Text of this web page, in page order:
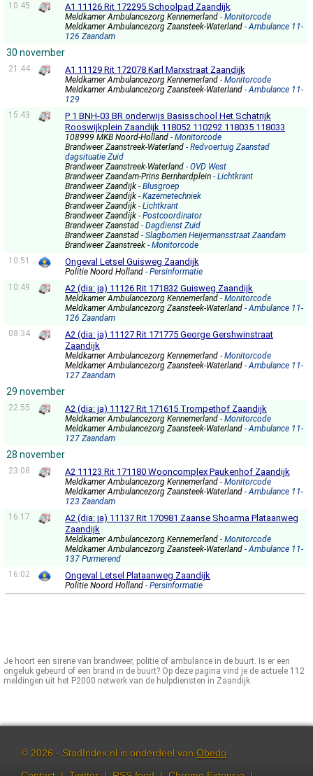
10:45
A1 11126 Rit 172295 Schoolpad Zaandijk
Meldkamer Ambulancezorg Kennemerland - Monitorcode
Meldkamer Ambulancezorg Zaansteek-Waterland - Ambulance 11-
126 Zaandam
30 november
21:44 A1 11129 Rit 172078 Karl Marxstraat Zaandijk
Meldkamer Ambulancezorg Kennemerland - Monitorcode
Meldkamer Ambulancezorg Zaansteek-Waterland - Ambulance 11-
129
15:43
P 1 BNH-03 BR onderwijs Basisschool Het Schatrijk
Rooswijkplein Zaandijk 118052 110292 118035 118033
108999 MKB Noord-Holland - Monitorcode
Brandweer Zaanstreek-Waterland - Redvoertuig Zaanstad
dagsituatie Zuid
Brandweer Zaanstreek-Waterland - OVD West
Brandweer Zaandam-Prins Bernhardplein - Lichtkrant
Brandweer Zaandijk - Blusgroep
Brandweer Zaandijk - Kazernetechniek
Brandweer Zaandijk - Lichtkrant
Brandweer Zaandijk - Postcoordinator
Brandweer Zaanstad - Dagdienst Zuid
Brandweer Zaanstad - Slagbomen Heijermansstraat Zaandam
Brandweer Zaanstreek - Monitorcode
10:51
Ongeval Letsel Guisweg Zaandijk
Politie Noord Holland - Persinformatie
10:49
A2 (dia: ja) 11126 Rit 171832 Guisweg Zaandijk
Meldkamer Ambulancezorg Kennemerland - Monitorcode
Meldkamer Ambulancezorg Zaansteek-Waterland - Ambulance 11-
126 Zaandam
08:34
A2 (dia: ja) 11127 Rit 171775 George Gershwinstraat
Zaandijk
Meldkamer Ambulancezorg Kennemerland - Monitorcode
Meldkamer Ambulancezorg Zaansteek-Waterland - Ambulance 11-
127 Zaandam
29 november
22:55 A2 (dia: ja) 11127 Rit 171615 Trompethof Zaandijk
Meldkamer Ambulancezorg Kennemerland - Monitorcode
Meldkamer Ambulancezorg Zaansteek-Waterland - Ambulance 11-
127 Zaandam
28 november
23:08 A2 11123 Rit 171180 Wooncomplex Paukenhof Zaandijk
Meldkamer Ambulancezorg Kennemerland - Monitorcode
Meldkamer Ambulancezorg Zaansteek-Waterland - Ambulance 11-
123 Zaandam
16:17
A2 (dia: ja) 11137 Rit 170981 Zaanse Shoarma Plataanweg
Zaandijk
Meldkamer Ambulancezorg Kennemerland - Monitorcode
Meldkamer Ambulancezorg Zaansteek-Waterland - Ambulance 11-
137 Purmerend
16:02
Ongeval Letsel Plataanweg Zaandijk
Politie Noord Holland - Persinformatie
Je hoort een sirene van brandweer, politie of ambulance in de buurt. Is er een
ongeluk gebeurd of een brand in de buurt? Op deze pagina vind je de actuele 112
meldingen uit het P2000 netwerk van de hulpdiensten in Zaandijk.
© 2026 - StadIndex.nl is onderdeel van Obedo